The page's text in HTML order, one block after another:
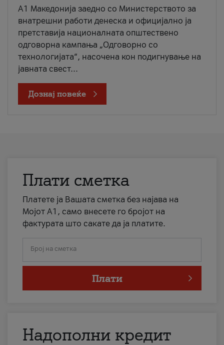
A1 Македонија заедно со Министерството за
внатрешни работи денеска и официјално ја
претставија националната општествено
одговорна кампања „Одговорно со
технологијата“, насочена кон подигнување на
јавната свест...
Дознај повеќе
Плати сметка
Платете ја Вашата сметка без најава на
Мојот А1, само внесете го бројот на
фактурата што сакате да ја платите.
Број на сметка
Плати
Надополни кредит